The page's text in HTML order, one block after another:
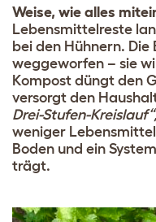
Weise, wie alles
Lebensmittelreste
bei den Hühnern.
weggeworfen – sie
Kompost düngt den
versorgt den
Drei-Stufen-Kreislauf“,
weniger
Boden und ein
trägt.